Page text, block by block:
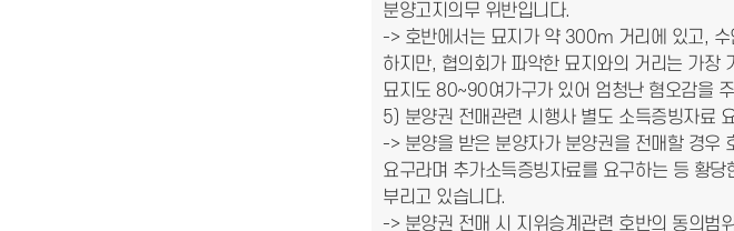
분양고지의무 위반입니다.
-> 호반에서는 묘지가 약 300m 거리에 있고,
하지만, 협의회가 파악한 묘지와의 거리는 가장
묘지도 80~90여가구가 있어 엄청난 혐오감을
5) 분양권 전매관련 시행사 별도 소득증빙자료
-> 분양을 받은 분양자가 분양권을 전매할 경우
요구라며 추가소득증빙자료를 요구하는 등 황
부리고 있습니다.
-> 분양권 전매 시 지위승계관련 호반의 동의범